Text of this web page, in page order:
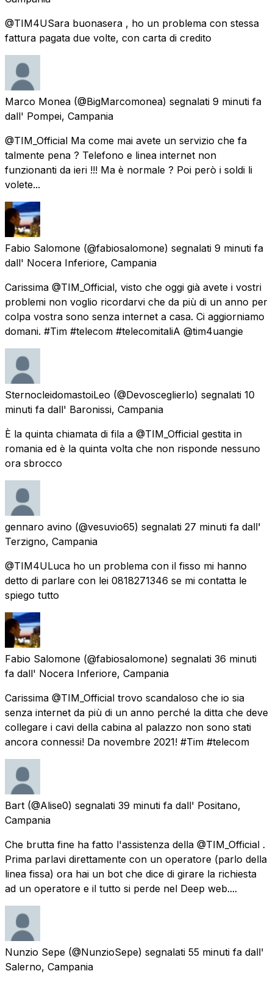
@TIM4USara buonasera , ho un problema con stessa
fattura pagata due volte, con carta di credito
Marco Monea (@BigMarcomonea) segnalati 9 minuti fa
dall' Pompei, Campania
@TIM_Official Ma come mai avete un servizio che fa
talmente pena ? Telefono e linea internet non
funzionanti da ieri !!! Ma è normale ? Poi però i soldi li
volete...
Fabio Salomone (@fabiosalomone) segnalati 9 minuti fa
dall' Nocera Inferiore, Campania
Carissima @TIM_Official, visto che oggi già avete i vostri
problemi non voglio ricordarvi che da più di un anno per
colpa vostra sono senza internet a casa. Ci aggiorniamo
domani. #Tim #telecom #telecomitaliA @tim4uangie
SternocleidomastoiLeo (@Devosceglierlo) segnalati 10
minuti fa dall' Baronissi, Campania
È la quinta chiamata di fila a @TIM_Official gestita in
romania ed è la quinta volta che non risponde nessuno
ora sbrocco
gennaro avino (@vesuvio65) segnalati 27 minuti fa dall'
Terzigno, Campania
@TIM4ULuca ho un problema con il fisso mi hanno
detto di parlare con lei 0818271346 se mi contatta le
spiego tutto
Fabio Salomone (@fabiosalomone) segnalati 36 minuti
fa dall' Nocera Inferiore, Campania
Carissima @TIM_Official trovo scandaloso che io sia
senza internet da più di un anno perché la ditta che deve
collegare i cavi della cabina al palazzo non sono stati
ancora connessi! Da novembre 2021! #Tim #telecom
Bart (@Alise0) segnalati 39 minuti fa dall' Positano,
Campania
Che brutta fine ha fatto l'assistenza della @TIM_Official .
Prima parlavi direttamente con un operatore (parlo della
linea fissa) ora hai un bot che dice di girare la richiesta
ad un operatore e il tutto si perde nel Deep web....
Nunzio Sepe (@NunzioSepe) segnalati 55 minuti fa dall'
Salerno, Campania